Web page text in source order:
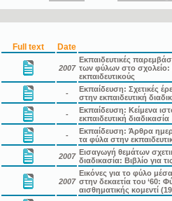
Full text Date
2007
Εκπαιδευτικές
των φύλων στο σχολείο:
εκπαιδευτικούς
-
Εκπαίδευση: Σχετικές
στην εκπαιδευτική
-
Εκπαίδευση: Κείμενα
εκπαιδευτική διαδικασία
-
Εκπαίδευση: Άρθρα
τα φύλα στην
2007 Εισαγωγή θεμάτων
διαδικασία: Βιβλίο για
2007
Εικόνες για το φύλο
στην δεκαετία του ‘60:
αισθηματικής κομεντί